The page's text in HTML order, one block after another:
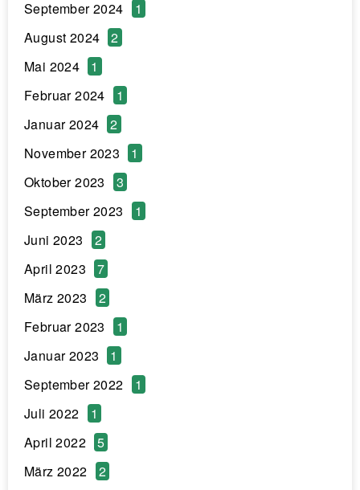
September 2024
1
August 2024
2
Mai 2024
1
Februar 2024
1
Januar 2024
2
November 2023
1
Oktober 2023
3
September 2023
1
Juni 2023
2
April 2023
7
März 2023
2
Februar 2023
1
Januar 2023
1
September 2022
1
Juli 2022
1
April 2022
5
März 2022
2